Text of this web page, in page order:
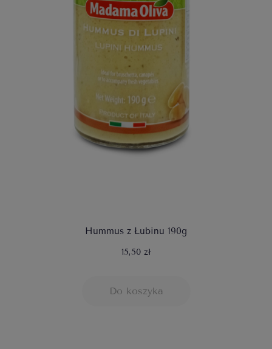
Hummus z Łubinu 190g
15,50 zł
Do koszyka